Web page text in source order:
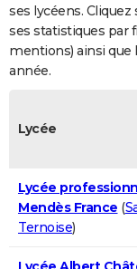
FORUM
Bricolage
Lifestyle
Culture
Sport
Auto
Television
Voyage
Cinema
ses lycéens.
ses statistiques par
mentions) ainsi que
année.
Lycée
Lycée
Mendès France (
Ternoise)